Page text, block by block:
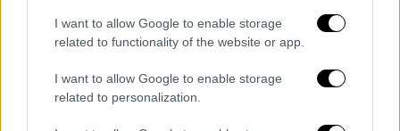
I want to allow Google to enable storage
related to functionality of the website or app.
I want to allow Google to enable storage
related to personalization.
Ελλάδα|09.01.2022 09:47
για 500.000 την 1η Φεβρουαρίου - Τι
ανακοίνωσε ο Θάνος Πλεύρης